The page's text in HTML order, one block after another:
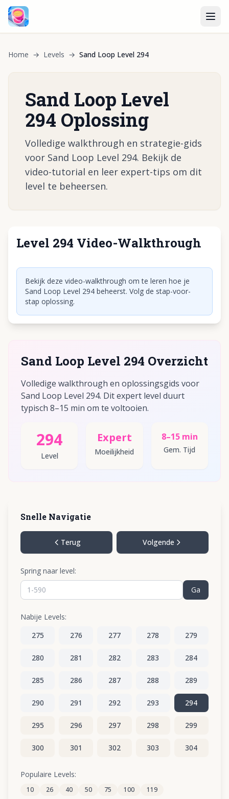
Home → Levels → Sand Loop Level 294
Sand Loop Level
294 Oplossing
Volledige walkthrough en strategie-gids
voor Sand Loop Level 294. Bekijk de
video-tutorial en leer expert-tips om dit
level te beheersen.
Level 294 Video-Walkthrough
Klik om video af te spelen
Bekijk deze video-walkthrough om te leren hoe je
Sand Loop Level 294 beheerst. Volg de stap-voor-
stap oplossing.
Sand Loop Level 294 Overzicht
Volledige walkthrough en oplossingsgids voor
Sand Loop Level 294. Dit expert level duurt
typisch 8–15 min om te voltooien.
294
Level
Expert
Moeilijkheid
8–15 min
Gem. Tijd
Snelle Navigatie
Terug Volgende
Spring naar level:
Ga
Nabije Levels:
275
276 277 278 279
280 281 282 283 284
285 286 287 288 289
290 291 292 293 294
295 296 297 298 299
300 301 302 303 304
305 306
310 311 312 313
Populaire Levels:
10 26 40 50 75 100 119